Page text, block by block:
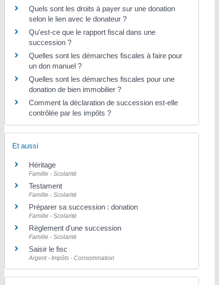
Quels sont les droits à payer sur une donation
selon le lien avec le donateur ?
Qu'est-ce que le rapport fiscal dans une
succession ?
Quelles sont les démarches fiscales à faire pour
un don manuel ?
Quelles sont les démarches fiscales pour une
donation de bien immobilier ?
Comment la déclaration de succession est-elle
contrôlée par les impôts ?
Et aussi
Héritage
Famille - Scolarité
Testament
Famille - Scolarité
Préparer sa succession : donation
Famille - Scolarité
Règlement d'une succession
Famille - Scolarité
Saisir le fisc
Argent - Impôts - Consommation